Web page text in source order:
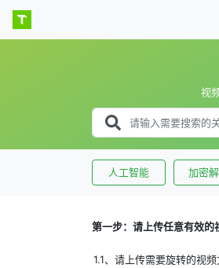
视
人工智能 加密
第一步：请上传任意有效的
1.1、请上传需要旋转的视频